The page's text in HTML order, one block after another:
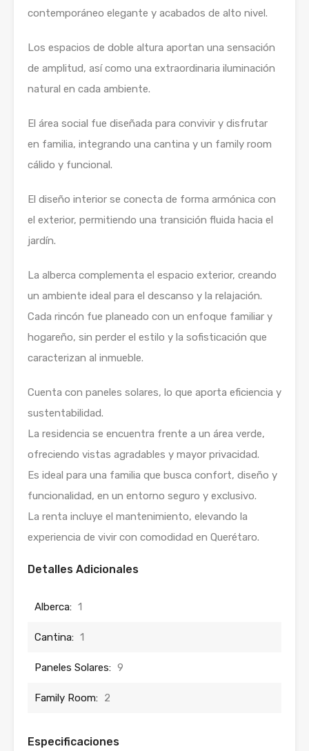
contemporáneo elegante y acabados de alto nivel.
Los espacios de doble altura aportan una sensación
de amplitud, así como una extraordinaria iluminación
natural en cada ambiente.
El área social fue diseñada para convivir y disfrutar
en familia, integrando una cantina y un family room
cálido y funcional.
El diseño interior se conecta de forma armónica con
el exterior, permitiendo una transición fluida hacia el
jardín.
La alberca complementa el espacio exterior, creando
un ambiente ideal para el descanso y la relajación.
Cada rincón fue planeado con un enfoque familiar y
hogareño, sin perder el estilo y la sofisticación que
caracterizan al inmueble.
Cuenta con paneles solares, lo que aporta eficiencia y
sustentabilidad.
La residencia se encuentra frente a un área verde,
ofreciendo vistas agradables y mayor privacidad.
Es ideal para una familia que busca confort, diseño y
funcionalidad, en un entorno seguro y exclusivo.
La renta incluye el mantenimiento, elevando la
experiencia de vivir con comodidad en Querétaro.
Detalles Adicionales
Alberca: 1
Cantina: 1
Paneles Solares: 9
Family Room: 2
Especificaciones